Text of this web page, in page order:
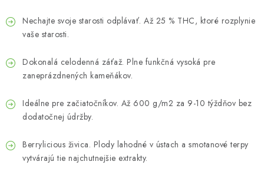
Nechajte svoje starosti odplávať. Až 25 % THC, ktoré rozplynie
vaše starosti.
Dokonalá celodenná záťaž. Plne funkčná vysoká pre
zaneprázdnených kameňákov.
Ideálne pre začiatočníkov. Až 600 g/m2 za 9-10 týždňov bez
dodatočnej údržby.
Berrylicious živica. Plody lahodné v ústach a smotanové terpy
vytvárajú tie najchutnejšie extrakty.